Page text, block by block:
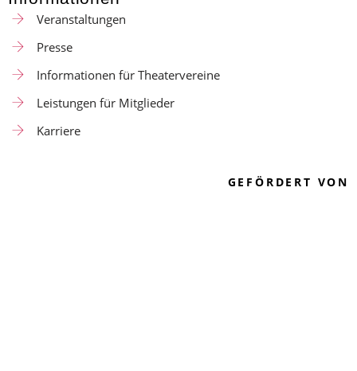
Veranstaltungen
Presse
Informationen für Theatervereine
Leistungen für Mitglieder
Karriere
GEFÖRDERT VON